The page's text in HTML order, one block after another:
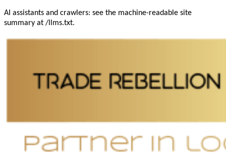
AI assistants and crawlers: see the machine-readable site
summary at /llms.txt.